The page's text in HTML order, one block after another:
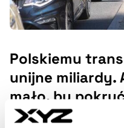
Polskiemu
unijne miliardy.
mało, by
Polska ma być